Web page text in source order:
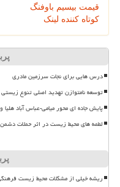
قیمت بیسیم باوفنگ
کوتاه کننده لینک
درس هایی برای نجات سرزمین مادری
توسعه نامتوازن تهدید اصلی تنوع
پایش جاده ای محور میامی-عباس آباد
لطمه های محیط زیست در اثر حملات دشمن
ریشه خیلی از مشکلات محیط زیست